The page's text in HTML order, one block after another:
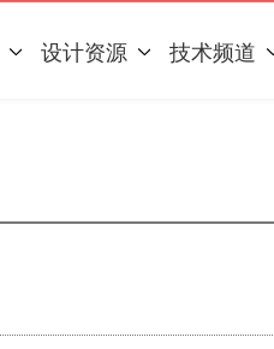
设计资源 技术频道